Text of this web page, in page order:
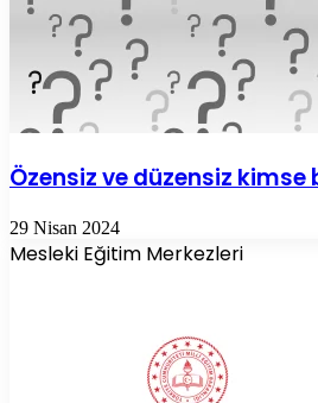
Özensiz ve düzensiz
29 Nisan 2024
Mesleki Eğitim Merkezleri